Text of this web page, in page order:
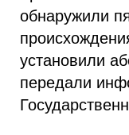
обнаружили
установили
передали